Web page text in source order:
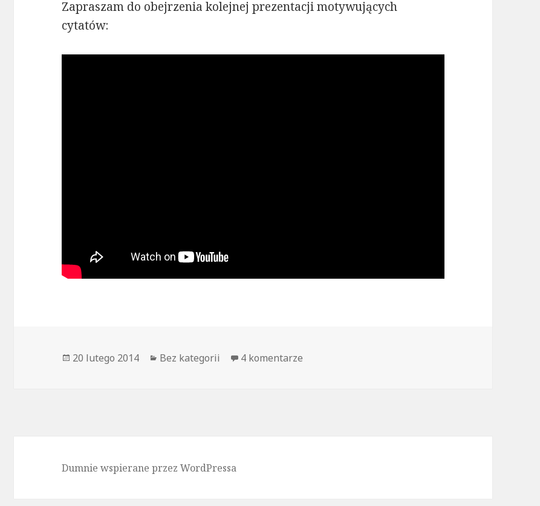
Zapraszam do obejrzenia kolejnej prezentacji motywujących
cytatów:
Opublikowano
20 lutego 2014 Kategorie
Bez kategorii 4 komentarze
Dumnie wspierane przez WordPressa